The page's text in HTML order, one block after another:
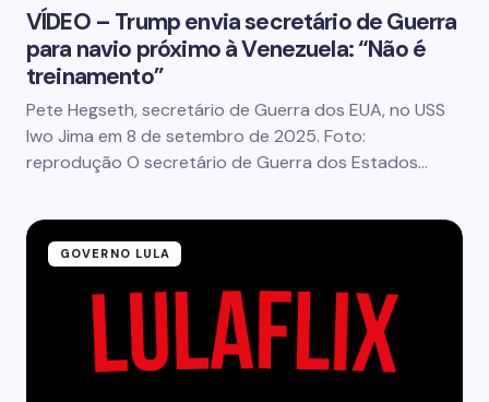
VÍDEO – Trump envia secretário de Guerra
para navio próximo à Venezuela: “Não é
treinamento”
Pete Hegseth, secretário de Guerra dos EUA, no USS
Iwo Jima em 8 de setembro de 2025. Foto:
reprodução O secretário de Guerra dos Estados…
GOVERNO LULA